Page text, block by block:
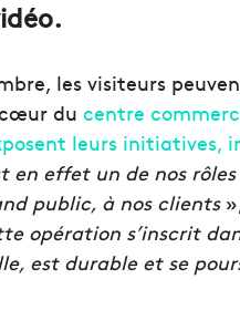
les visiteurs
du centre
leurs initiatives,
en effet un de nos
public, à nos clients
opération s’inscrit
est durable et se